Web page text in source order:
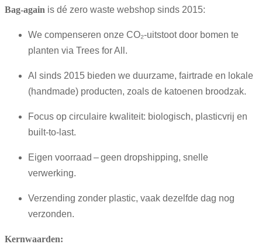
Bag‑again is dé zero waste webshop sinds 2015:
We compenseren onze CO₂-uitstoot door bomen te
planten via Trees for All.
Al sinds 2015 bieden we duurzame, fairtrade en lokale
(handmade) producten, zoals de katoenen broodzak.
Focus op circulaire kwaliteit: biologisch, plasticvrij en
built-to-last.
Eigen voorraad – geen dropshipping, snelle
verwerking.
Verzending zonder plastic, vaak dezelfde dag nog
verzonden.
Kernwaarden: